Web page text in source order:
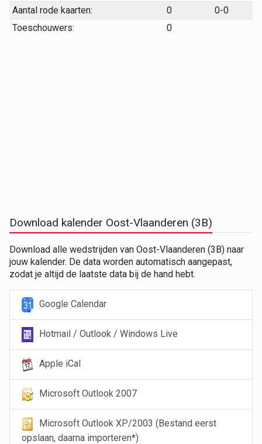
Aantal rode kaarten:
0
0-0
Toeschouwers:
0
Download kalender Oost-Vlaanderen (3B)
Download alle wedstrijden van Oost-Vlaanderen (3B) naar
jouw kalender. De data worden automatisch aangepast,
zodat je altijd de laatste data bij de hand hebt.
Google Calendar
Hotmail / Outlook / Windows Live
Apple iCal
Microsoft Outlook 2007
Microsoft Outlook XP/2003 (Bestand eerst
opslaan, daarna importeren*)